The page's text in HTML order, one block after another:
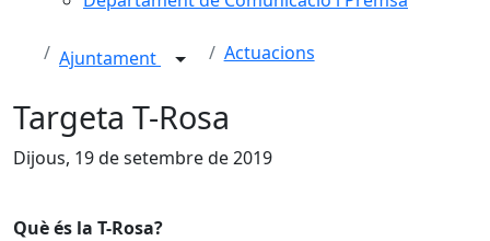
Ajuntament Actuacions
Targeta T-Rosa
Dijous, 19 de setembre de 2019
Què és la T-Rosa?